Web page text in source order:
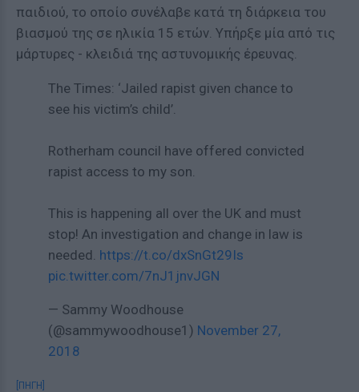
παιδιού, το οποίο συνέλαβε κατά τη διάρκεια του
βιασμού της σε ηλικία 15 ετών. Υπήρξε μία από τις
μάρτυρες - κλειδιά της αστυνομικής έρευνας.
The Times: ‘Jailed rapist given chance to
see his victim’s child’.
Rotherham council have offered convicted
rapist access to my son.
This is happening all over the UK and must
stop! An investigation and change in law is
needed. https://t.co/dxSnGt29Is
pic.twitter.com/7nJ1jnvJGN
— Sammy Woodhouse
(@sammywoodhouse1) November 27,
2018
[ΠΗΓΗ]